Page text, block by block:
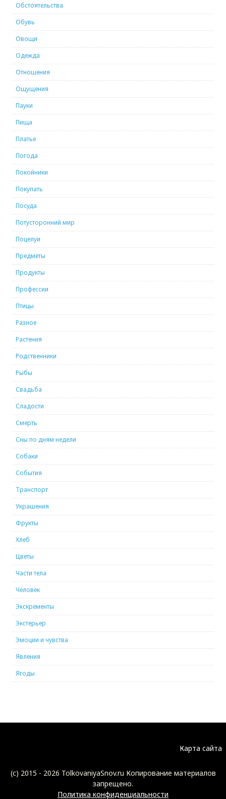
Обстоятельства
Обувь
Овощи
Одежда
Отношения
Ощущения
Пауки
Пища
Платье
Погода
Покойники
Покупать
Посуда
Потусторонний мир
Поцелуи
Предметы
Продукты
Профессии
Птицы
Разное
Растения
Родственники
Рыбы
Свадьба
Сладости
Смерть
Сны по дням недели
Собаки
События
Транспорт
Украшения
Фрукты
Хлеб
Цветы
Части тела
Человек
Экскременты
Экстерьер
Эмоции и чувства
Явления
Ягоды
Карта сайта
(c) 2015 - 2026 TolkovaniyaSnov.ru Копирование материалов
запрещено.
Политика конфиденциальности